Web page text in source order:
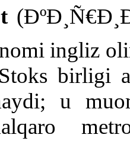
ingliz
birligi
u